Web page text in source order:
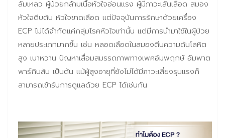
ล้มเหลว ผู้ป่วยกล้ามเนื้อหัวใจอ่อนแรง ผู้มีภาวะเส้นเลือด สมอง
หัวใจตีบตัน หัวใจขาดเลือด แต่ปัจจุบันการรักษาด้วยเครื่อง
ECP ไม่ได้จำกัดแค่กลุ่มโรคหัวใจเท่านั้น แต่มีการนำมาใช้ในผู้ป่วย
หลายประเภทมากขึ้น เช่น หลอดเลือดในสมองตีบความดันโลหิต
สูง เบาหวาน ปัญหาเสื่อมสมรรถภาพทางเพศอัมพฤกษ์ อัมพาต
พาร์กินสัน เป็นต้น แม้ผู้สูงอายุที่ยังไม่ได้มีภาวะเสี่ยงรุนแรงก็
สามารถเข้ารับการดูแลด้วย ECP ได้เช่นกัน